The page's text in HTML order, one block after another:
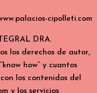
cipolleti.com
DRA.
los derechos de autor,
how” y cuantos
los contenidos del
y los servicios